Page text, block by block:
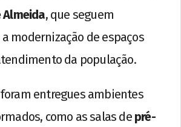
Almeida, que seguem
modernização de espaços
da população.
entregues ambientes
como as salas de pré-